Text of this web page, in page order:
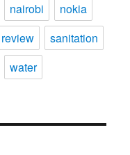
nairobi
nokia
review
sanitation
water